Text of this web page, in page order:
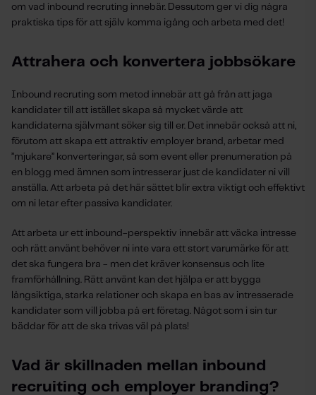
om vad inbound recruting innebär. Dessutom ger vi dig några
praktiska tips för att själv komma igång och arbeta med det!
Attrahera och konvertera jobbsökare
Inbound recruting som metod innebär att gå från att jaga
kandidater till att istället skapa så mycket värde att
kandidaterna självmant söker sig till er. Det innebär också att ni,
förutom att skapa ett attraktiv employer brand, arbetar med
”mjukare” konverteringar, så som event eller prenumeration på
en blogg med ämnen som intresserar just de kandidater ni vill
anställa. Att arbeta på det här sättet blir extra viktigt och effektivt
om ni letar efter passiva kandidater.
Att arbeta ur ett inbound-perspektiv innebär att väcka intresse
och rätt använt behöver ni inte vara ett stort varumärke för att
det ska fungera bra - men det kräver konsensus och lite
framförhållning. Rätt använt kan det hjälpa er att bygga
långsiktiga, starka relationer och skapa en bas av intresserade
kandidater som vill jobba på ert företag. Något som i sin tur
bäddar för att de ska trivas väl på plats!
Vad är skillnaden mellan inbound
recruiting och employer branding?